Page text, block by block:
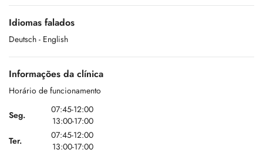
Idiomas falados
Deutsch - English
Informações da clínica
Horário de funcionamento
Seg.
07:45-12:00
13:00-17:00
Ter.
07:45-12:00
13:00-17:00